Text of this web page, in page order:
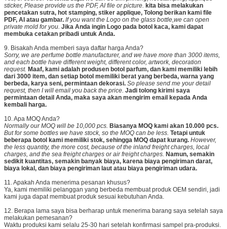
sticker, Please provide us the PDF, AI file or picture. kita bisa melakukan
pencetakan sutra, hot stamping, stiker applique, Tolong berikan kami file
PDF, AI atau gambar. If you want the Logo on the glass bottle,we can open
private mold for you. Jika Anda ingin Logo pada botol kaca, kami dapat
membuka cetakan pribadi untuk Anda.
9. Bisakah Anda memberi saya daftar harga Anda?
Sorry, we are perfume bottle manufacturer, and we have more than 3000 items,
and each bottle have different weight, different color, artwork, decoration
request. Maaf, kami adalah produsen botol parfum, dan kami memiliki lebih
dari 3000 item, dan setiap botol memiliki berat yang berbeda, warna yang
berbeda, karya seni, permintaan dekorasi. So please send me your detail
request, then I will email you back the price. Jadi tolong kirimi saya
permintaan detail Anda, maka saya akan mengirim email kepada Anda
kembali harga.
10. Apa MOQ Anda?
Normally our MOQ will be 10,000 pcs. Biasanya MOQ kami akan 10.000 pcs.
But for some bottles we have stock, so the MOQ can be less. Tetapi untuk
beberapa botol kami memiliki stok, sehingga MOQ dapat kurang. However,
the less quantity, the more cost, because of the inland freight charges, local
charges, and the sea freight charges or air freight charges. Namun, semakin
sedikit kuantitas, semakin banyak biaya, karena biaya pengiriman darat,
biaya lokal, dan biaya pengiriman laut atau biaya pengiriman udara.
11. Apakah Anda menerima pesanan khusus?
Ya, kami memiliki pelanggan yang berbeda membuat produk OEM sendiri, jadi
kami juga dapat membuat produk sesuai kebutuhan Anda.
12. Berapa lama saya bisa berharap untuk menerima barang saya setelah saya
melakukan pemesanan?
Waktu produksi kami selalu 25-30 hari setelah konfirmasi sampel pra-produksi.